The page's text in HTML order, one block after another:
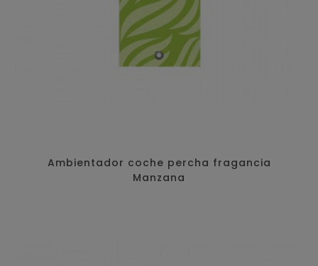
Ambientador coche percha fragancia
Manzana